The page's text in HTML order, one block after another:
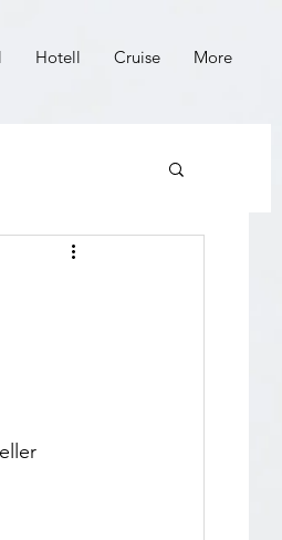
Hotell Cruise More